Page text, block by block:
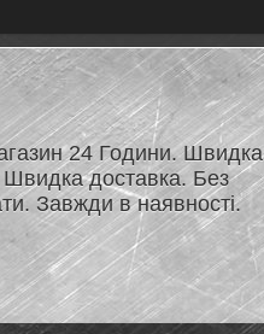
24 Години. Швидка
Швидка доставка. Без
Завжди в наявності.